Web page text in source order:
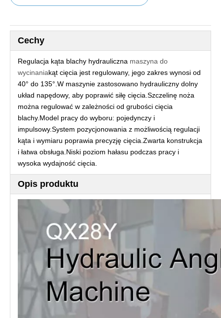
Cechy
Regulacja kąta blachy hydrauliczna maszyna do
wycinaniakąt cięcia jest regulowany, jego zakres wynosi od
40° do 135°.W maszynie zastosowano hydrauliczny dolny
układ napędowy, aby poprawić siłę cięcia.Szczelinę noża
można regulować w zależności od grubości cięcia
blachy.Model pracy do wyboru: pojedynczy i
impulsowy.System pozycjonowania z możliwością regulacji
kąta i wymiaru poprawia precyzję cięcia.Zwarta konstrukcja
i łatwa obsługa.Niski poziom hałasu podczas pracy i
wysoka wydajność cięcia.
Opis produktu